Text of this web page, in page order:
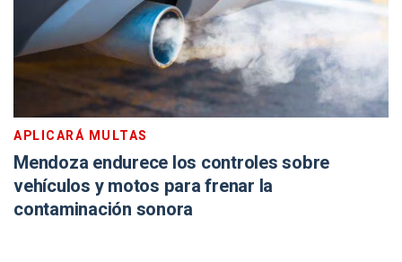
APLICARÁ MULTAS
Mendoza endurece los controles sobre
vehículos y motos para frenar la
contaminación sonora